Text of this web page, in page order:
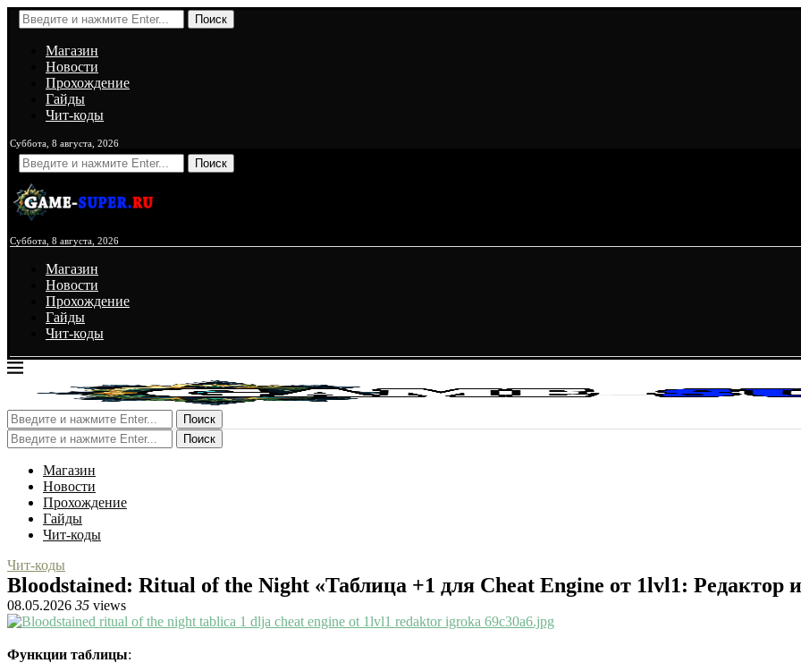
Поиск
Магазин
Новости
Прохождение
Гайды
Чит-коды
Суббота, 8 августа, 2026
Поиск
Суббота, 8 августа, 2026
Магазин
Новости
Прохождение
Гайды
Чит-коды
Поиск
Поиск
Магазин
Новости
Прохождение
Гайды
Чит-коды
Чит-коды
Bloodstained: Ritual of the Night «Таблица +1 для Cheat Engine от 1lvl1: Редактор
08.05.2026 35 views
Функции таблицы: